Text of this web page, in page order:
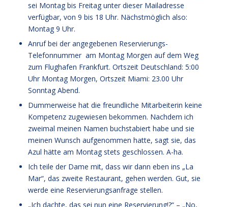
sei Montag bis Freitag unter dieser Mailadresse
verfügbar, von 9 bis 18 Uhr. Nächstmöglich also:
Montag 9 Uhr.
Anruf bei der angegebenen Reservierungs-
Telefonnummer am Montag Morgen auf dem Weg
zum Flughafen Frankfurt. Ortszeit Deutschland: 5:00
Uhr Montag Morgen, Ortszeit Miami: 23.00 Uhr
Sonntag Abend.
Dummerweise hat die freundliche Mitarbeiterin keine
Kompetenz zugewiesen bekommen. Nachdem ich
zweimal meinen Namen buchstabiert habe und sie
meinen Wunsch aufgenommen hatte, sagt sie, das
Azul hätte am Montag stets geschlossen. A-ha.
Ich teile der Dame mit, dass wir dann eben ins „La
Mar“, das zweite Restaurant, gehen werden. Gut, sie
werde eine Reservierungsanfrage stellen.
„Ich dachte, das sei nun eine Reservierung!?“ – „No,